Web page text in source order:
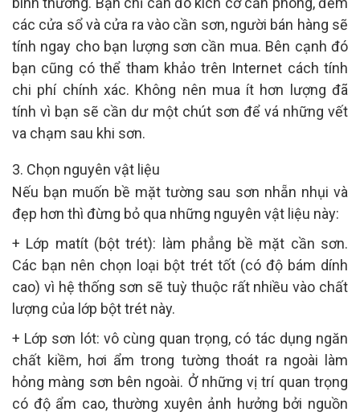
các cửa sổ và cửa ra vào cần sơn, người bán hàng sẽ
tính ngay cho bạn lượng sơn cần mua. Bên cạnh đó
bạn cũng có thể tham khảo trên Internet cách tính
chi phí chính xác. Không nên mua ít hơn lượng đã
tính vì bạn sẽ cần dư một chút sơn để vá những vết
va chạm sau khi sơn.
3. Chọn nguyên vật liệu
Nếu bạn muốn bề mặt tường sau sơn nhẵn nhụi và
đẹp hơn thì đừng bỏ qua những nguyên vật liệu này:
+ Lớp matít (bột trét): làm phẳng bề mặt cần sơn.
Các bạn nên chọn loại bột trét tốt (có độ bám dính
cao) vì hệ thống sơn sẽ tuỳ thuộc rất nhiều vào chất
lượng của lớp bột trét này.
+ Lớp sơn lót: vô cùng quan trọng, có tác dụng ngăn
chất kiềm, hơi ẩm trong tường thoát ra ngoài làm
hỏng màng sơn bên ngoài. Ở những vị trí quan trọng
có độ ẩm cao, thường xuyên ảnh hưởng bởi nguồn